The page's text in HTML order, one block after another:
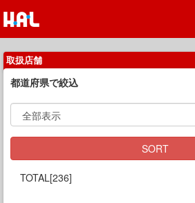
取扱店舗
都道府県で絞込
SORT
TOTAL[236]